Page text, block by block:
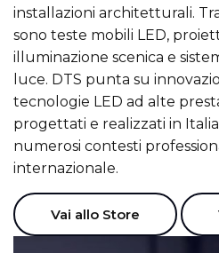
installazioni architetturali.
sono teste mobili LED,
illuminazione scenica e
luce. DTS punta su
tecnologie LED ad alte
progettati e realizzati in
numerosi contesti
internazionale.
Vai allo Store